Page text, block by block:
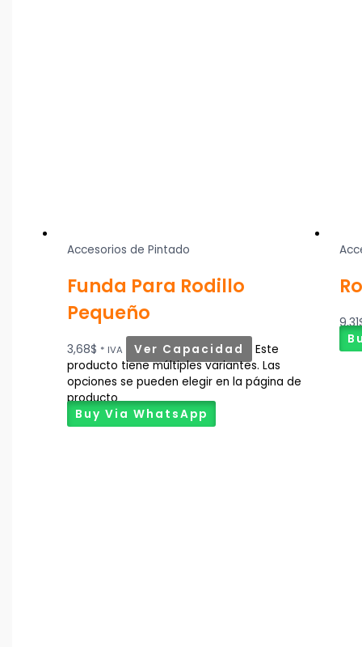
Accesorios de Pintado
Funda Para Rodillo
Pequeño
3,68$ * IVA Ver Capacidad
Este
producto tiene múltiples variantes. Las
opciones se pueden elegir en la página de
producto
Buy Via WhatsApp
9,31